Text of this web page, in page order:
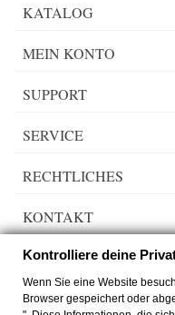
KATALOG
MEIN KONTO
SUPPORT
SERVICE
RECHTLICHES
KONTAKT
Lady Dee´s Traumgarne
Kontrolliere deine
Wenn Sie eine Website
Browser gespeichert oder